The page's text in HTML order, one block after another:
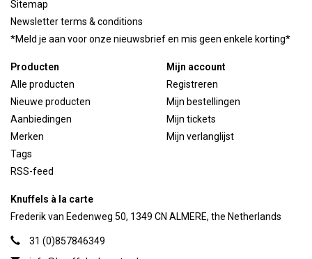
Sitemap
Newsletter terms & conditions
*Meld je aan voor onze nieuwsbrief en mis geen enkele korting*
Producten
Alle producten
Nieuwe producten
Aanbiedingen
Merken
Tags
RSS-feed
Mijn account
Registreren
Mijn bestellingen
Mijn tickets
Mijn verlanglijst
Knuffels à la carte
Frederik van Eedenweg 50, 1349 CN ALMERE, the Netherlands
31 (0)857846349